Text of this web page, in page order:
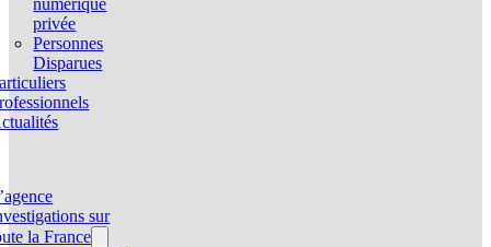
numérique
privée
Personnes
Disparues
sur
la France